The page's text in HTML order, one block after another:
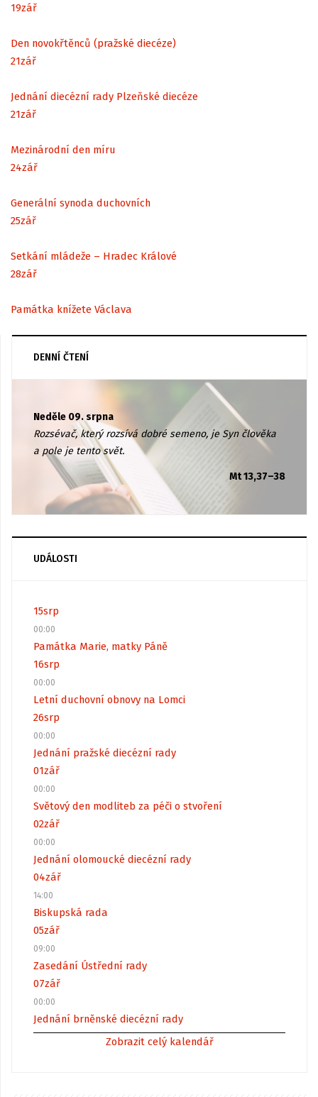
19zář
Den novokřtěnců (pražské diecéze)
21zář
Jednání diecézní rady Plzeňské diecéze
21zář
Mezinárodní den míru
24zář
Generální synoda duchovních
25zář
Setkání mládeže – Hradec Králové
28zář
Památka knížete Václava
DENNÍ ČTENÍ
Neděle 09. srpna
Rozsévač, který rozsívá dobré semeno, je Syn člověka
a pole je tento svět.
Mt 13,37–38
UDÁLOSTI
15srp
00:00
Památka Marie, matky Páně
16srp
00:00
Letní duchovní obnovy na Lomci
26srp
00:00
Jednání pražské diecézní rady
01zář
00:00
Světový den modliteb za péči o stvoření
02zář
00:00
Jednání olomoucké diecézní rady
04zář
14:00
Biskupská rada
05zář
09:00
Zasedání Ústřední rady
07zář
00:00
Jednání brněnské diecézní rady
Zobrazit celý kalendář